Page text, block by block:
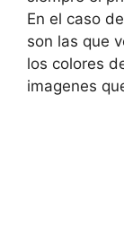
En el caso
son las que
los colores
imagenes